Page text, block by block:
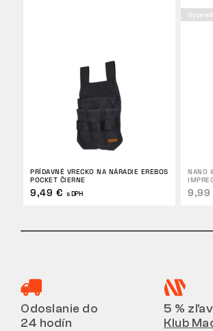
PRÍDAVNÉ VRECKO NA NÁRADIE EREBOS
POCKET ČIERNE
9,49 € s DPH
NANO
9,99
Odoslanie do
24 hodín
5 %
Klub